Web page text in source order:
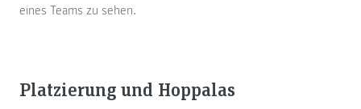
eines Teams zu sehen.
Platzierung und Hoppalas